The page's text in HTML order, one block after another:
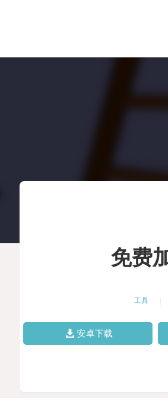
免费
工具
安卓下载